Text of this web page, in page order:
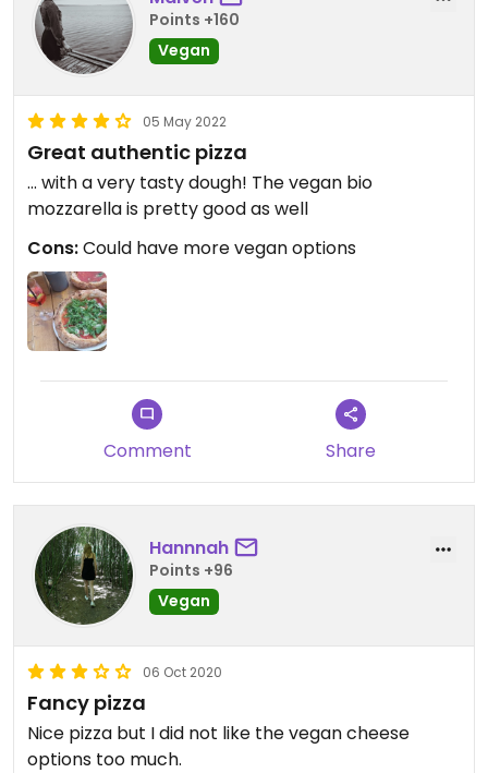
Tomatensoße DOP, vegane Salami, veganer Bio-
Mozzarella, frisches Basilikum) Pizza ausprobieren
#dortmundvegan #vegandortmund
Points +160
Vegan
05 May 2022
Great authentic pizza
... with a very tasty dough! The vegan bio
mozzarella is pretty good as well
Cons:Could have more vegan options
Comment Share
Hannnah
Points +96
Vegan
06 Oct 2020
Fancy pizza
Nice pizza but I did not like the vegan cheese
options too much.